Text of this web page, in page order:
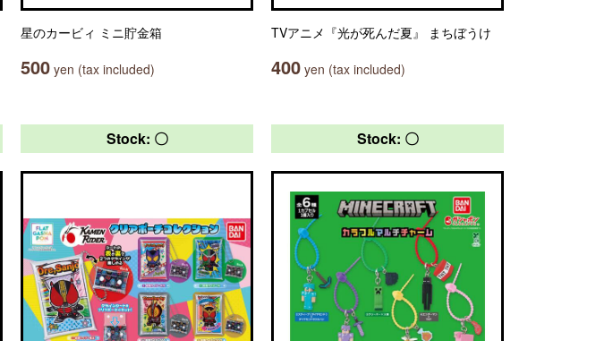
星のカービィ ミニ貯金箱
500 yen (tax included)
TVアニメ『光が死んだ夏』 まちぼうけ
400 yen (tax included)
Stock: 〇 Stock: 〇